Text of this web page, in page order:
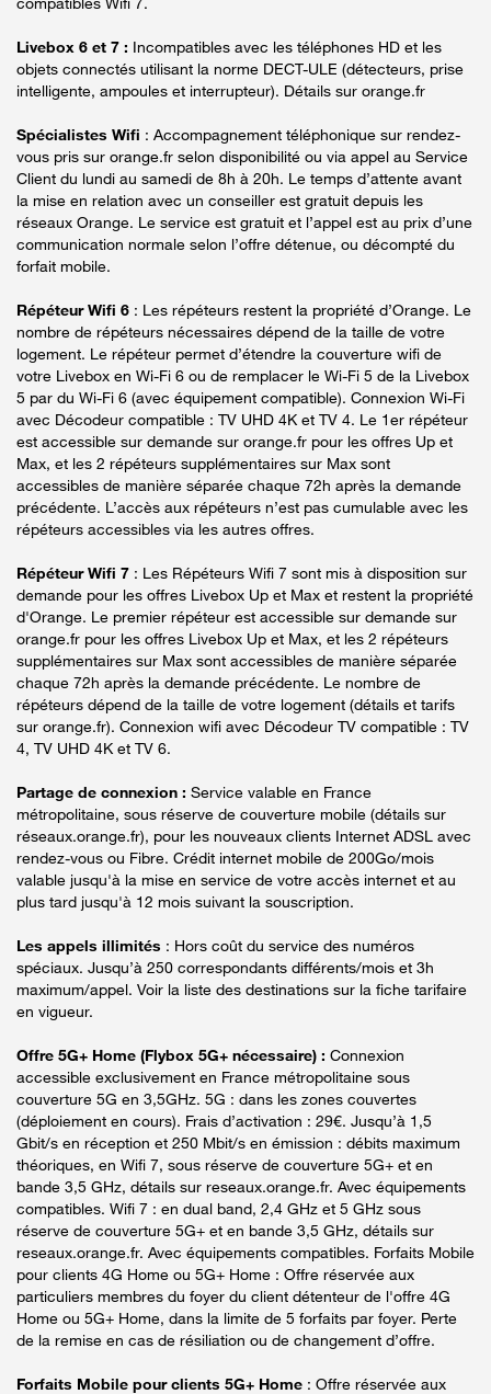
Livebox 6 et 7 : Incompatibles avec les téléphones HD et les
objets connectés utilisant la norme DECT-ULE (détecteurs, prise
intelligente, ampoules et interrupteur). Détails sur orange.fr
Spécialistes Wifi : Accompagnement téléphonique sur rendez-
vous pris sur orange.fr selon disponibilité ou via appel au Service
Client du lundi au samedi de 8h à 20h. Le temps d’attente avant
la mise en relation avec un conseiller est gratuit depuis les
réseaux Orange. Le service est gratuit et l’appel est au prix d’une
communication normale selon l’offre détenue, ou décompté du
forfait mobile.
Répéteur Wifi 6 : Les répéteurs restent la propriété d’Orange. Le
nombre de répéteurs nécessaires dépend de la taille de votre
logement. Le répéteur permet d’étendre la couverture wifi de
votre Livebox en Wi-Fi 6 ou de remplacer le Wi-Fi 5 de la Livebox
5 par du Wi-Fi 6 (avec équipement compatible). Connexion Wi-Fi
avec Décodeur compatible : TV UHD 4K et TV 4. Le 1er répéteur
est accessible sur demande sur orange.fr pour les offres Up et
Max, et les 2 répéteurs supplémentaires sur Max sont
accessibles de manière séparée chaque 72h après la demande
précédente. L’accès aux répéteurs n’est pas cumulable avec les
répéteurs accessibles via les autres offres.
Répéteur Wifi 7 : Les Répéteurs Wifi 7 sont mis à disposition sur
demande pour les offres Livebox Up et Max et restent la propriété
d'Orange. Le premier répéteur est accessible sur demande sur
orange.fr pour les offres Livebox Up et Max, et les 2 répéteurs
supplémentaires sur Max sont accessibles de manière séparée
chaque 72h après la demande précédente. Le nombre de
répéteurs dépend de la taille de votre logement (détails et tarifs
sur orange.fr). Connexion wifi avec Décodeur TV compatible : TV
4, TV UHD 4K et TV 6.
Partage de connexion : Service valable en France
métropolitaine, sous réserve de couverture mobile (détails sur
réseaux.orange.fr), pour les nouveaux clients Internet ADSL avec
rendez-vous ou Fibre. Crédit internet mobile de 200Go/mois
valable jusqu'à la mise en service de votre accès internet et au
plus tard jusqu'à 12 mois suivant la souscription.
Les appels illimités : Hors coût du service des numéros
spéciaux. Jusqu’à 250 correspondants différents/mois et 3h
maximum/appel. Voir la liste des destinations sur la fiche tarifaire
en vigueur.
Offre 5G+ Home (Flybox 5G+ nécessaire) : Connexion
accessible exclusivement en France métropolitaine sous
couverture 5G en 3,5GHz. 5G : dans les zones couvertes
(déploiement en cours). Frais d’activation : 29€. Jusqu’à 1,5
Gbit/s en réception et 250 Mbit/s en émission : débits maximum
théoriques, en Wifi 7, sous réserve de couverture 5G+ et en
bande 3,5 GHz, détails sur reseaux.orange.fr. Avec équipements
compatibles. Wifi 7 : en dual band, 2,4 GHz et 5 GHz sous
réserve de couverture 5G+ et en bande 3,5 GHz, détails sur
reseaux.orange.fr. Avec équipements compatibles. Forfaits Mobile
pour clients 4G Home ou 5G+ Home : Offre réservée aux
particuliers membres du foyer du client détenteur de l'offre 4G
Home ou 5G+ Home, dans la limite de 5 forfaits par foyer. Perte
de la remise en cas de résiliation ou de changement d’offre.
Forfaits Mobile pour clients 5G+ Home : Offre réservée aux